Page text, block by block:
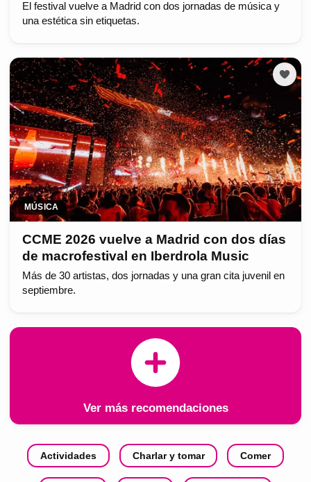
El festival vuelve a Madrid con dos jornadas de música y
una estética sin etiquetas.
MÚSICA
CCME 2026 vuelve a Madrid con dos días
de macrofestival en Iberdrola Music
Más de 30 artistas, dos jornadas y una gran cita juvenil en
septiembre.
Ver más recomendaciones
Actividades Charlar y tomar Comer